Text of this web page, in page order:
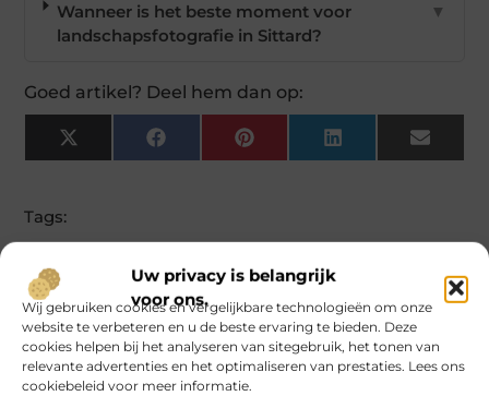
Uw privacy is belangrijk
voor ons.
Wij gebruiken cookies en vergelijkbare technologieën om onze
website te verbeteren en u de beste ervaring te bieden. Deze
cookies helpen bij het analyseren van sitegebruik, het tonen van
relevante advertenties en het optimaliseren van prestaties. Lees ons
cookiebeleid voor meer informatie.
Wanneer is het beste moment voor
landschapsfotografie in Sittard?
▼
Goed artikel? Deel hem dan op:
X
(Twitter)
FacebookPinterest LinkedIn Email
Tags: